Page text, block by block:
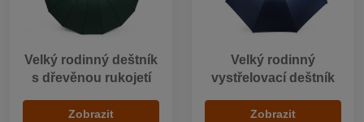
Velký rodinný deštník
s dřevěnou rukojetí
Zobrazit
Velký rodinný
vystřelovací deštník
Zobrazit